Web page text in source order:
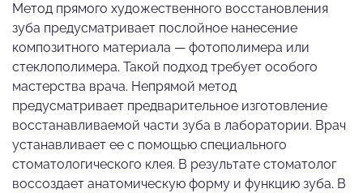
Метод прямого художественного восстановления
зуба предусматривает послойное нанесение
композитного материала — фотополимера или
стеклополимера. Такой подход требует особого
мастерства врача. Непрямой метод
предусматривает предварительное изготовление
восстанавливаемой части зуба в лаборатории. Врач
устанавливает ее с помощью специального
стоматологического клея. В результате стоматолог
воссоздает анатомическую форму и функцию зуба. В